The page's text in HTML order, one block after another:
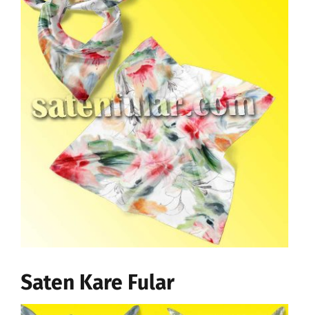
Saten Kare Fular